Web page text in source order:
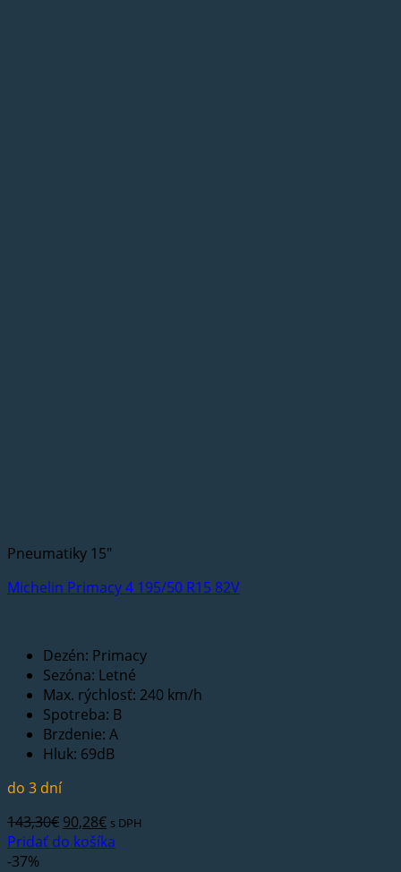
Pneumatiky 15"
Michelin Primacy 4 195/50 R15 82V
Dezén: Primacy
Sezóna: Letné
Max. rýchlosť: 240 km/h
Spotreba: B
Brzdenie: A
Hluk: 69dB
do 3 dní
143,30€ Pôvodná
cena
90,28€Aktuálna
cena
s DPH
Pridať do košíka
-37%